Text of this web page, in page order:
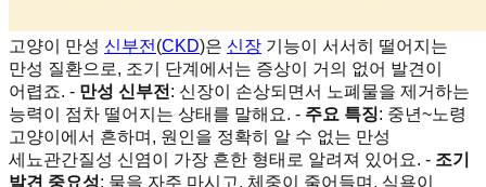
고양이 만성 신부전 (CKD)은 신장 기능이 서서히 떨어지는
만성 질환으로, 조기 단계에서는 증상이 거의 없어 발견이
어렵죠. - 만성 신부전 : 신장이 손상되면서 노폐물을 제거하는
능력이 점차 떨어지는 상태를 말해요. - 주요 특징: 중년~노령
고양이에서 흔하며, 원인을 정확히 알 수 없는 만성
세뇨관간질성 신염이 가장 흔한 형태로 알려져 있어요. - 조기
발견 중요성: 물을 자주 마시고, 체중이 줄어들며, 식욕이